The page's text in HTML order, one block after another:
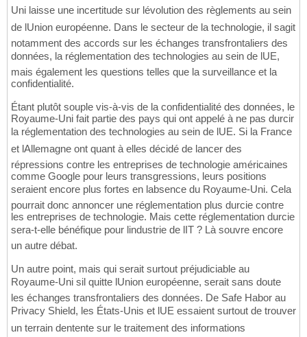
Uni laisse une incertitude sur lévolution des règlements au sein
de lUnion européenne. Dans le secteur de la technologie, il sagit
notamment des accords sur les échanges transfrontaliers des
données, la réglementation des technologies au sein de lUE,
mais également les questions telles que la surveillance et la
confidentialité.
Étant plutôt souple vis-à-vis de la confidentialité des données, le
Royaume-Uni fait partie des pays qui ont appelé à ne pas durcir
la réglementation des technologies au sein de lUE. Si la France
et lAllemagne ont quant à elles décidé de lancer des
répressions contre les entreprises de technologie américaines
comme Google pour leurs transgressions, leurs positions
seraient encore plus fortes en labsence du Royaume-Uni. Cela
pourrait donc annoncer une réglementation plus durcie contre
les entreprises de technologie. Mais cette réglementation durcie
sera-t-elle bénéfique pour lindustrie de lIT ? Là souvre encore
un autre débat.
Un autre point, mais qui serait surtout préjudiciable au
Royaume-Uni sil quitte lUnion européenne, serait sans doute
les échanges transfrontaliers des données. De Safe Habor au
Privacy Shield, les États-Unis et lUE essaient surtout de trouver
un terrain dentente sur le traitement des informations